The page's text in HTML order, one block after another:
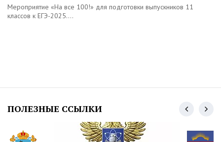
Мероприятие «На все 100!» для подготовки выпускников 11
классов к ЕГЭ-2025....
ПОЛЕЗНЫЕ ССЫЛКИ